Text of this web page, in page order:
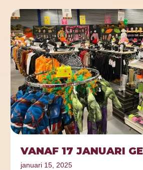
VANAF 17 JANUARI
januari 15, 2025